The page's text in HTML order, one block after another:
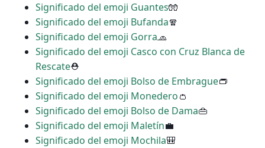
Significado del emoji Guantes🧤
Significado del emoji Bufanda🧣
Significado del emoji Gorra🧢
Significado del emoji Casco con Cruz Blanca de
Rescate⛑
Significado del emoji Bolso de Embrague👝
Significado del emoji Monedero👛
Significado del emoji Bolso de Dama👜
Significado del emoji Maletín💼
Significado del emoji Mochila🎒